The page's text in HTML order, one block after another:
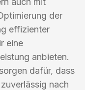
der
effizienter
eine
anbieten.
dafür, dass
nach